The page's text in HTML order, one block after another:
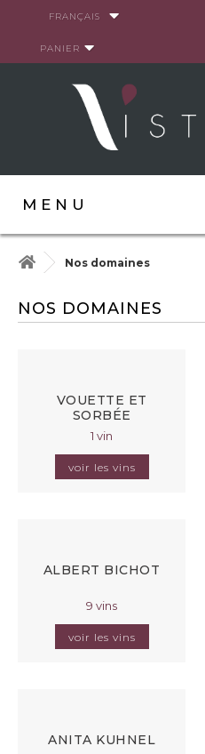
FRANÇAIS
PANIER
MENU
Nos domaines
NOS DOMAINES
VOUETTE ET
SORBÉE
1 vin
voir les vins
ALBERT BICHOT
9 vins
voir les vins
ANITA KUHNEL